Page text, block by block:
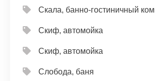
Скала, банно-гостиничный
Скиф, автомойка
Скиф, автомойка
Слобода, баня